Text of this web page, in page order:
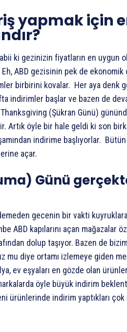
yapmak için
ki gezinizin fiyatların en uygun
ABD gezisinin pek de
birbirini kovalar. Her aya denk
indirimler başlar ve bazen de
(Şükran Günü)
Artık öyle bir hale geldi ki son
indirime başlıyorlar.
açar.
Günü
gecenin bir vakti
ABD kapılarını açan mağazalar
dolup taşıyor. Bazen de
mu diye ortamı izlemeye giden
ev eşyaları en gözde olan
öyle büyük indirim
ürünlerinde indirim yaptıkları